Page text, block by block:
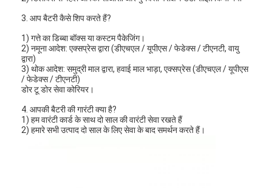
3. आप बैटरी कैसे शिप करते हैं?
1) गत्ते का डिब्बा बॉक्स या कस्टम पैकेजिंग।
2) नमूना आदेश: एक्सप्रेस द्वारा (डीएचएल / यूपीएस / फेडेक्स / टीएनटी, वायु
द्वारा)
3) थोक आदेश: समुद्री माल द्वारा, हवाई माल भाड़ा, एक्सप्रेस (डीएचएल / यूपीएस
/ फेडेक्स / टीएनटी)
डोर टू डोर सेवा कोरियर।
4. आपकी बैटरी की गारंटी क्या है?
1) हम वारंटी कार्ड के साथ दो साल की वारंटी सेवा रखते हैं
2) हमारे सभी उत्पाद दो साल के लिए सेवा के बाद समर्थन करते हैं।